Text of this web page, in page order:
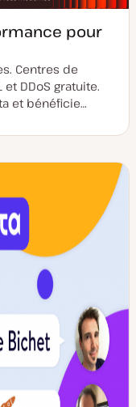
pour
Centres de
DDoS gratuite.
et bénéficie…